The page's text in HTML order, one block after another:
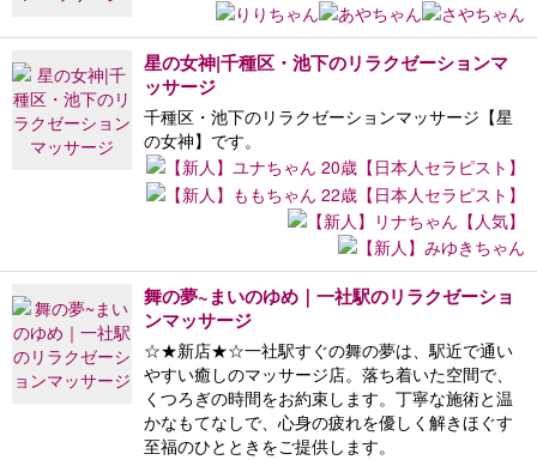
星の女神|千種区・池下のリラクゼーションマ
ッサージ
千種区・池下のリラクゼーションマッサージ【星
の女神】です。
舞の夢~まいのゆめ｜一社駅のリラクゼーショ
ンマッサージ
☆★新店★☆一社駅すぐの舞の夢は、駅近で通い
やすい癒しのマッサージ店。落ち着いた空間で、
くつろぎの時間をお約束します。丁寧な施術と温
かなもてなしで、心身の疲れを優しく解きほぐす
至福のひとときをご提供します。